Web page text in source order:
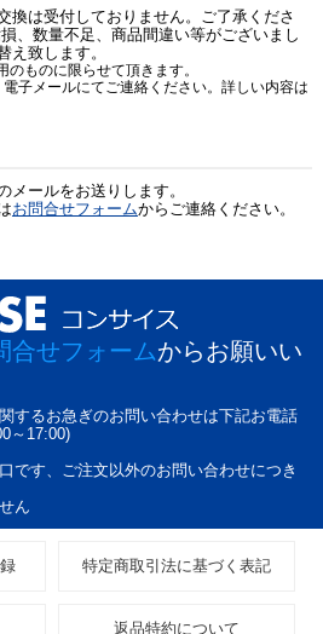
換は受付しておりません。ご了承くださ
、数量不足、商品間違い等がございまし
え致します。
ものに限らせて頂きます。
子メールにてご連絡ください。詳しい内容は
メールをお送りします。
お問合せフォームからご連絡ください。
合せフォームからお願いい
するお急ぎのお問い合わせは下記お電話
～17:00)
です、ご注文以外のお問い合わせにつき
ん
特定商取引法に基づく表記
返品特約について